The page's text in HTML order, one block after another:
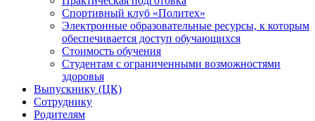
Спортивный клуб «Политех»
Электронные образовательные ресурсы, к которым
обеспечивается доступ обучающихся
Стоимость обучения
Студентам с ограниченными возможностями
здоровья
Выпускнику (ЦК)
Сотруднику
Родителям